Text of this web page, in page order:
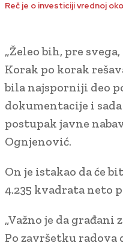
Reč je o investiciji vrednoj
„Želeo bih, pre
Korak po korak
bila najsporniji deo
dokumentacije i
postupak javne
Ognjenović.
On je istakao da će
4.235 kvadrata neto
„Važno je da građani
Po završetku